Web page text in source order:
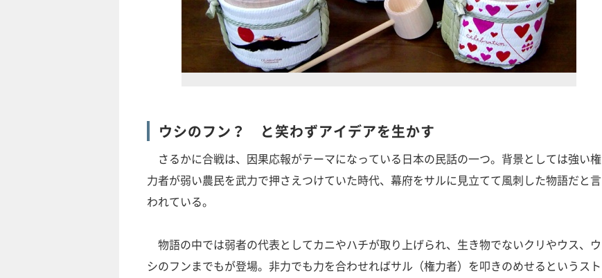
ウシのフン？ と笑わずアイデアを生かす
さるかに合戦は、因果応報がテーマになっている日本の民話の一つ。背景としては強い権
力者が弱い農民を武力で押さえつけていた時代、幕府をサルに見立てて風刺した物語だと言
われている。
物語の中では弱者の代表としてカニやハチが取り上げられ、生き物でないクリやウス、ウ
シのフンまでもが登場。非力でも力を合わせればサル（権力者）を叩きのめせるというスト